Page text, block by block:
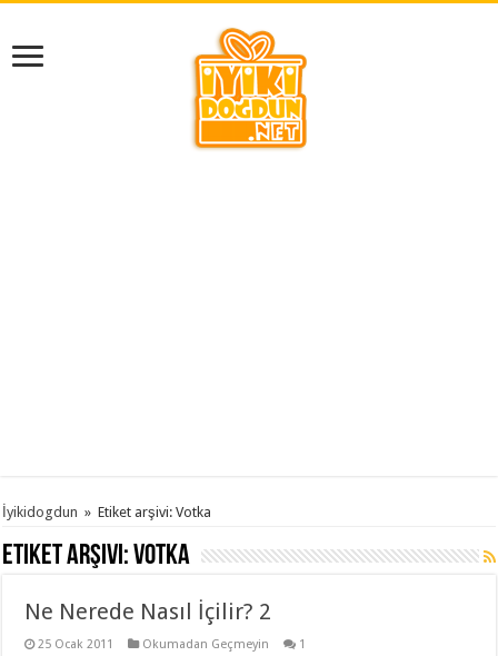
İyikidogdun » Etiket arşivi: Votka
Etiket arşivi:Votka
Ne Nerede Nasıl İçilir? 2
25 Ocak 2011 Okumadan Geçmeyin 1